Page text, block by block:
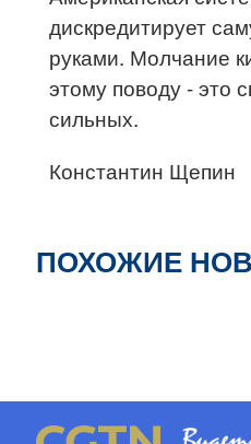
дискредитирует
руками. Молчание
этому поводу - это
сильных.
Константин Щепин
ПОХОЖИЕ